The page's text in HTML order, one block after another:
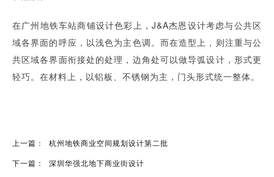
在广州地铁车站商铺设计色彩上，J&A杰恩设计考虑与公共区
域各界面的呼应，以浅色为主色调。而在造型上，则注重与公
共区域各界面衔接处的处理，边角处可以做导弧设计，形式更
轻巧。在材料上，以铝板、不锈钢为主，门头形式统一整体。
上一篇：
杭州地铁商业空间规划设计第二批
下一篇：
深圳华强北地下商业街设计